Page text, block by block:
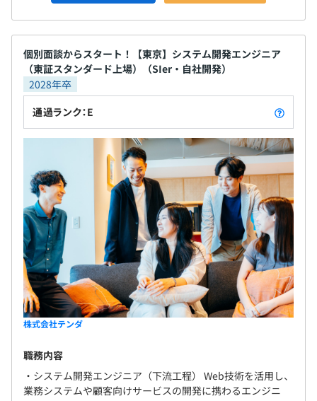
個別面談からスタート！【東京】システム開発エンジニア
（東証スタンダード上場）（SIer・自社開発）
2028年卒
通過ランク：E
株式会社テンダ
職務内容
・システム開発エンジニア（下流工程） Web技術を活用し、
業務システムや顧客向けサービスの開発に携わるエンジニ